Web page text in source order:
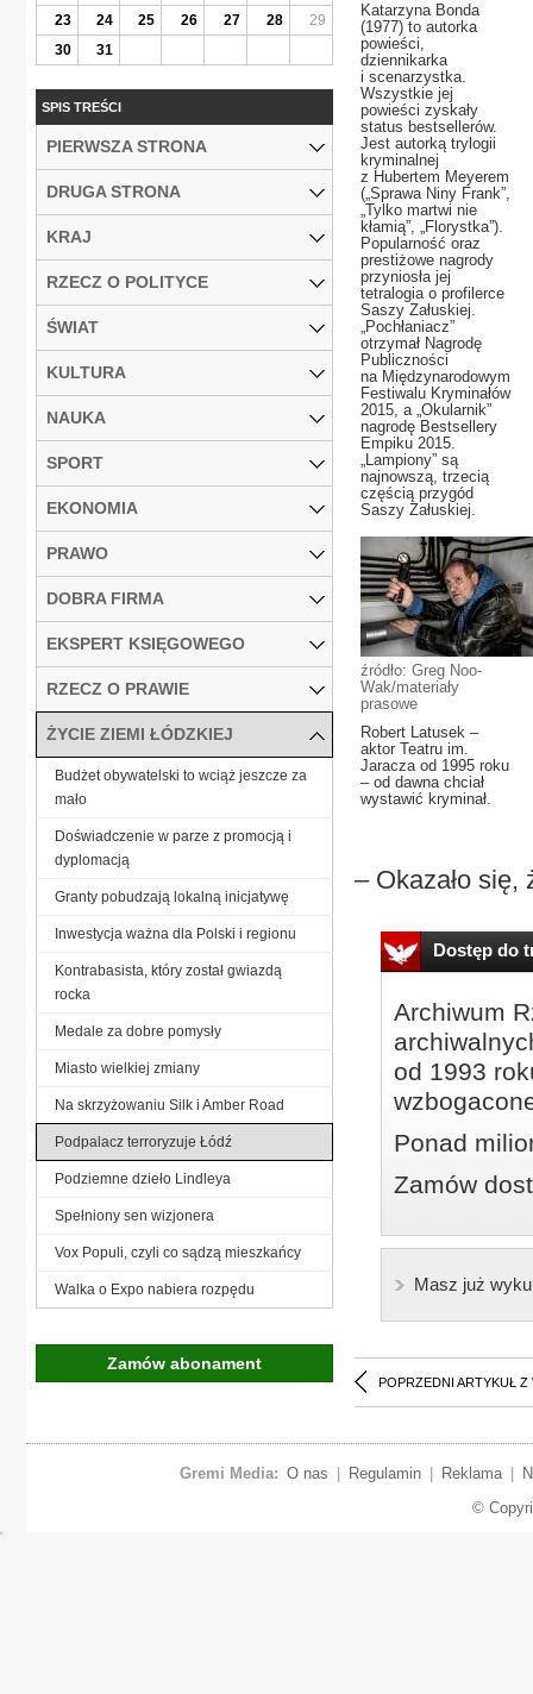
Katarzyna Bonda
(1977) to autorka
powieści,
dziennikarka
i scenarzystka.
Wszystkie jej
powieści zyskały
status bestsellerów.
Jest autorką trylogii
kryminalnej
z Hubertem Meyerem
(„Sprawa Niny Frank”,
„Tylko martwi nie
kłamią”, „Florystka”).
Popularność oraz
prestiżowe nagrody
przyniosła jej
tetralogia o profilerce
Saszy Załuskiej.
„Pochłaniacz”
otrzymał Nagrodę
Publiczności
na Międzynarodowym
Festiwalu Kryminałów
2015, a „Okularnik”
nagrodę Bestsellery
Empiku 2015.
„Lampiony” są
najnowszą, trzecią
częścią przygód
Saszy Załuskiej.
źródło: Greg Noo-
Wak/materiały
prasowe
Robert Latusek –
aktor Teatru im.
Jaracza od 1995 roku
– od dawna chciał
wystawić kryminał.
– Okazało się,
Dostęp do
Archiwum
od 1993
Ponad
Zamów
Masz już
POPRZEDNI ARTYKUŁ Z
23
24 25 26 27 28
29
30
31
SPIS TREŚCI
PIERWSZA STRONA
DRUGA STRONA
KRAJ
RZECZ O POLITYCE
ŚWIAT
KULTURA
NAUKA
SPORT
EKONOMIA
PRAWO
DOBRA FIRMA
EKSPERT KSIĘGOWEGO
RZECZ O PRAWIE
ŻYCIE ZIEMI ŁÓDZKIEJ
Budżet obywatelski to wciąż jeszcze za
mało
Doświadczenie w parze z promocją i
dyplomacją
Granty pobudzają lokalną inicjatywę
Inwestycja ważna dla Polski i regionu
Kontrabasista, który został gwiazdą
rocka
Medale za dobre pomysły
Miasto wielkiej zmiany
Na skrzyżowaniu Silk i Amber Road
Podpalacz terroryzuje Łódź
Podziemne dzieło Lindleya
Spełniony sen wizjonera
Vox Populi, czyli co sądzą mieszkańcy
Walka o Expo nabiera rozpędu
Zamów abonament
Gremi Media: O nas Regulamin Reklama
©